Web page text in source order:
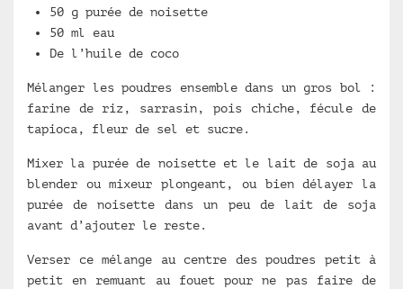
50 g purée de noisette
50 ml eau
De l’huile de coco
Mélanger les poudres ensemble dans un gros bol :
farine de riz, sarrasin, pois chiche, fécule de
tapioca, fleur de sel et sucre.
Mixer la purée de noisette et le lait de soja au
blender ou mixeur plongeant, ou bien délayer la
purée de noisette dans un peu de lait de soja
avant d’ajouter le reste.
Verser ce mélange au centre des poudres petit à
petit en remuant au fouet pour ne pas faire de